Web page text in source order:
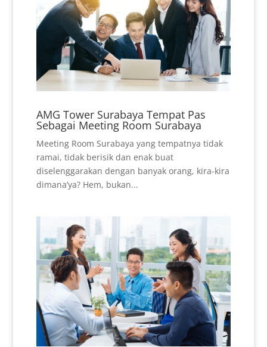
AMG Tower Surabaya Tempat Pas
Sebagai Meeting Room Surabaya
Meeting Room Surabaya yang tempatnya tidak
ramai, tidak berisik dan enak buat
diselenggarakan dengan banyak orang, kira-kira
dimana’ya? Hem, bukan...